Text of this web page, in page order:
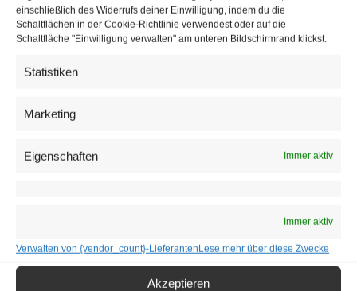
einschließlich des Widerrufs deiner Einwilligung, indem du die
Schaltflächen in der Cookie-Richtlinie verwendest oder auf die
Schaltfläche "Einwilligung verwalten" am unteren Bildschirmrand klickst.
Statistiken
Marketing
Eigenschaften Immer aktiv
Immer aktiv
Verwalten von {vendor_count}-LieferantenLese mehr über diese Zwecke
Akzeptieren
Grippewelle gebannt sein. Zu diesem Zeitpunkt erwarten
die Experten der Regierung genauso wie die Experten der
alle Coronavirus-Patienten wird mehr als genug
Grippeerkrankungen bis dahin abgeklungen sind. Die
sein, wenn alle natürlichen Sterbefälle, Influenza-, Covid-